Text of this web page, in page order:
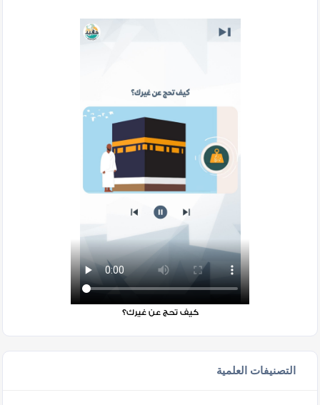
كيف تحج عن غيرك؟
التصنيفات العلمية